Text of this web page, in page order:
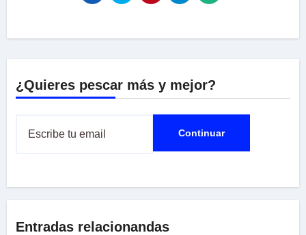
¿Quieres pescar más y mejor?
Entradas relacionandas